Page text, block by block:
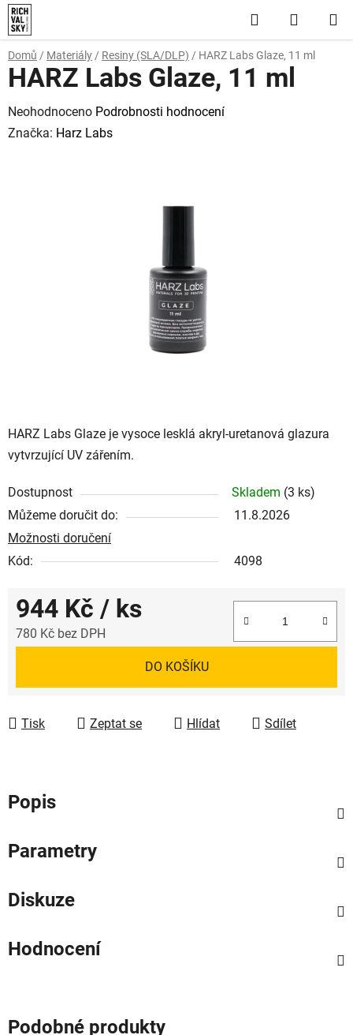
Přejít
na
obsah
Hledat
KOŠÍK
Domů / Materiály / Resiny (SLA/DLP) / HARZ Labs Glaze, 11 ml
HARZ Labs Glaze je vysoce lesklá akryl-uretanová glazura
vytvrzující UV zářením.
Dostupnost Skladem (3 ks)
Můžeme doručit do:
11.8.2026
Možnosti doručení
Kód:
4098
944 Kč / ks
780 Kč bez DPH
DO KOŠÍKU
Tisk Zeptat se Hlídat Sdílet
HARZ Labs Glaze, 11 ml
Průměrné
hodnocení
Neohodnoceno Podrobnosti hodnocení
Značka: Harz Labs
Popis
Parametry
Diskuze
Hodnocení
Podobné produkty